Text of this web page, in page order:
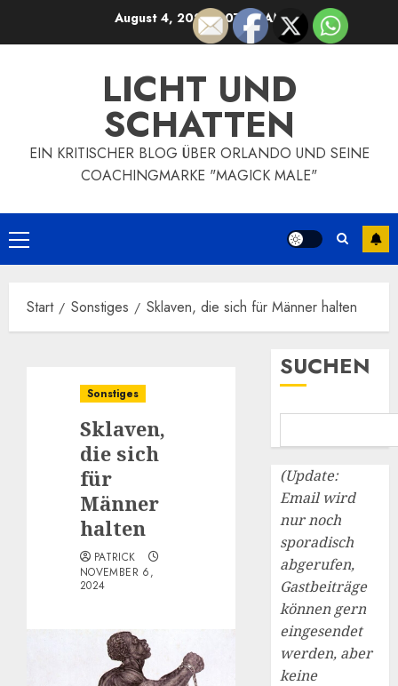
August 4, 20267:07:56 AM
LICHT UND
SCHATTEN
EIN KRITISCHER BLOG ÜBER ORLANDO UND SEINE
COACHINGMARKE "MAGICK MALE"
Primäres
Menü
Start Sonstiges Sklaven, die sich für Männer halten
Sonstiges
Sklaven,
die sich
für
Männer
halten
PATRICK
NOVEMBER 6,
2024
SUCHEN
(Update:
Email wird
nur noch
sporadisch
abgerufen,
Gastbeiträge
können gern
eingesendet
werden, aber
keine